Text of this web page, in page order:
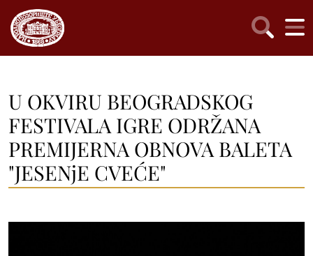
U OKVIRU BEOGRADSKOG
FESTIVALA IGRE ODRŽANA
PREMIJERNA OBNOVA BALETA
"JESENjE CVEĆE"